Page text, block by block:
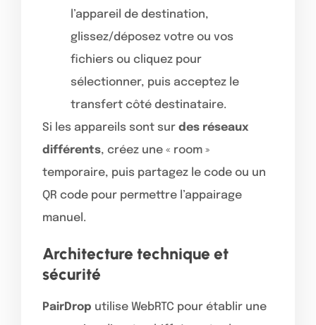
l’appareil de destination,
glissez/déposez votre ou vos
fichiers ou cliquez pour
sélectionner, puis acceptez le
transfert côté destinataire.
Si les appareils sont sur des réseaux
différents, créez une « room »
temporaire, puis partagez le code ou un
QR code pour permettre l’appairage
manuel.
Architecture technique et
sécurité
PairDrop utilise WebRTC pour établir une